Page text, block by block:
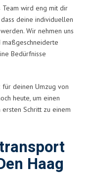
wird eng mit dir
deine individuellen
Wir nehmen uns
Bedürfnisse
für deinen Umzug von
heute, um einen
Schritt zu einem
Haag